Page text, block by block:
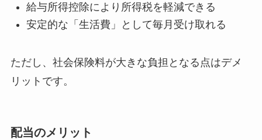
給与所得控除により所得税を軽減できる
安定的な「生活費」として毎月受け取れる
ただし、社会保険料が大きな負担となる点はデメ
リットです。
配当のメリット